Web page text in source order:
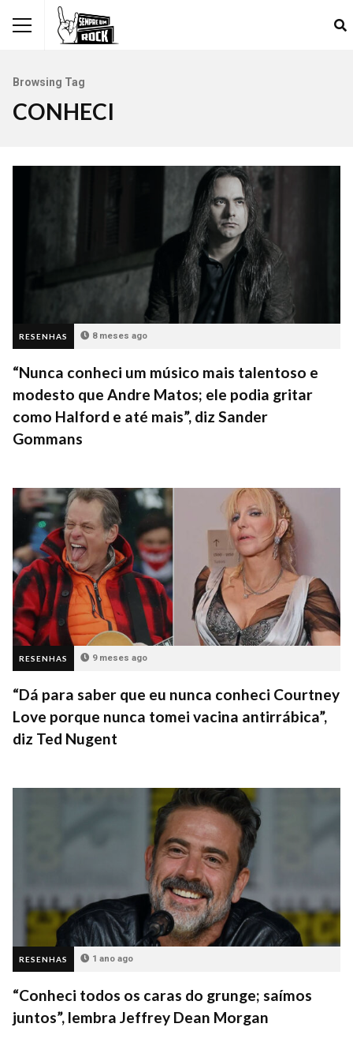
Browsing Tag
CONHECI
RESENHAS 8 meses ago
“Nunca conheci um músico mais talentoso e
modesto que Andre Matos; ele podia gritar
como Halford e até mais”, diz Sander
Gommans
RESENHAS 9 meses ago
“Dá para saber que eu nunca conheci Courtney
Love porque nunca tomei vacina antirrábica”,
diz Ted Nugent
RESENHAS 1 ano ago
“Conheci todos os caras do grunge; saímos
juntos”, lembra Jeffrey Dean Morgan